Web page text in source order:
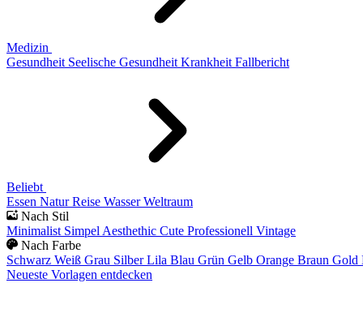
Medizin
Gesundheit Seelische Gesundheit Krankheit Fallbericht
Beliebt
Essen Natur Reise Wasser Weltraum
Nach Stil
Minimalist Simpel Aesthethic Cute Professionell Vintage
Nach Farbe
Schwarz Weiß Grau Silber Lila Blau Grün Gelb Orange Braun Gold
Neueste Vorlagen entdecken